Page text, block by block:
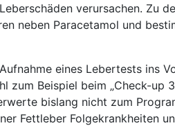
verursachen. Zu
neben Paracetamol und
eines Lebertests ins
zum Beispiel beim „Check-
bislang nicht zum
Fettleber Folgekrankheiten